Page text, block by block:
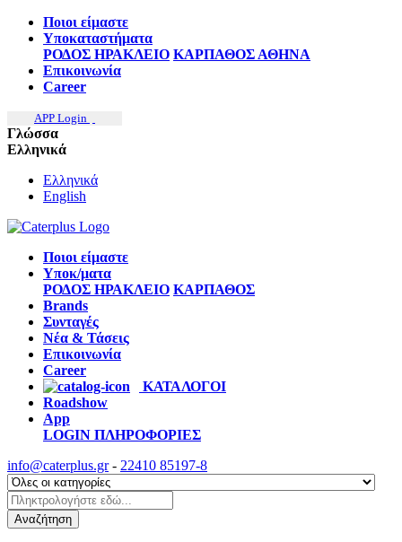
Ποιοι είμαστε
Υποκαταστήματα
ΡΟΔΟΣ ΗΡΑΚΛΕΙΟ ΚΑΡΠΑΘΟΣ ΑΘΗΝΑ
Επικοινωνία
Career
APP Login
Γλώσσα
Ελληνικά
Ελληνικά
English
Ποιοι είμαστε
Υποκ/ματα
ΡΟΔΟΣ ΗΡΑΚΛΕΙΟ ΚΑΡΠΑΘΟΣ
Brands
Συνταγές
Νέα & Τάσεις
Επικοινωνία
Career
ΚΑΤΑΛΟΓΟΙ
Roadshow
App
LOGIN ΠΛΗΡΟΦΟΡΙΕΣ
info@caterplus.gr- 22410 85197-8
Αναζήτηση